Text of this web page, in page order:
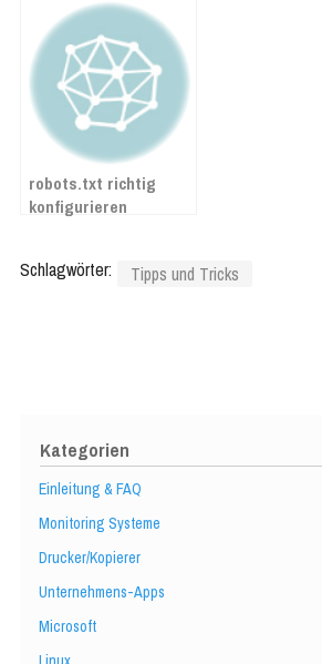
Kategorien
Einleitung & FAQ
Monitoring Systeme
Drucker/Kopierer
Unternehmens-Apps
Microsoft
robots.txt richtig
konfigurieren
Schlagwörter: Tipps und Tricks